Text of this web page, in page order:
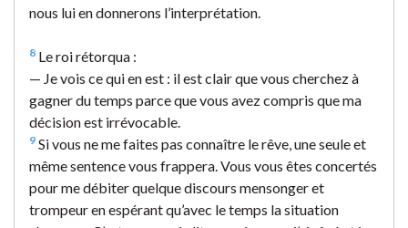
nous lui en donnerons l’interprétation.
8 Le roi rétorqua :
— Je vois ce qui en est : il est clair que vous cherchez à
gagner du temps parce que vous avez compris que ma
décision est irrévocable.
9 Si vous ne me faites pas connaître le rêve, une seule et
même sentence vous frappera. Vous vous êtes concertés
pour me débiter quelque discours mensonger et
trompeur en espérant qu’avec le temps la situation